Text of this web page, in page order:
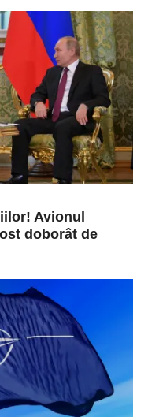
prăbușirii unui
Avionul
doborât de
decese...